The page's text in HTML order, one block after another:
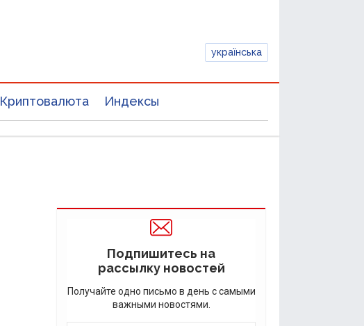
українська
Криптовалюта Индексы
Подпишитесь на
рассылку новостей
Получайте одно письмо в день с самыми
важными новостями.